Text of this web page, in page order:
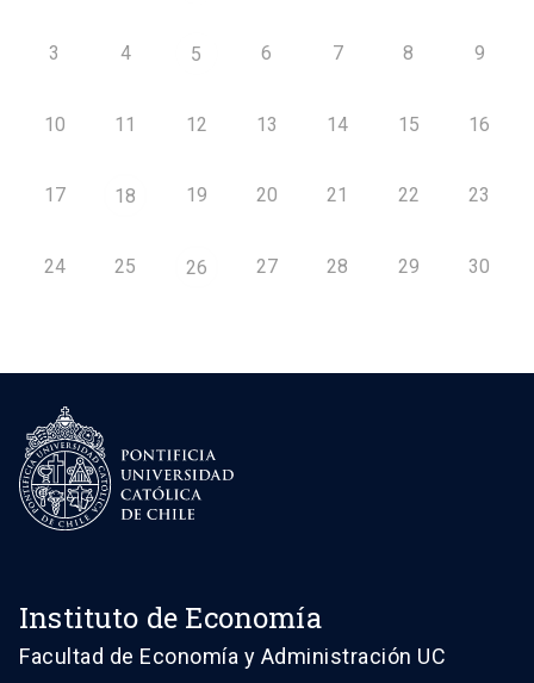
3 4 5 6 7 8 9
10 11 12 13 14 15 16
17 18 19 20 21 22 23
24 25 26 27 28 29 30
Instituto de Economía
Facultad de Economía y Administración UC